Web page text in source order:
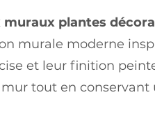
muraux plantes
murale moderne
et leur finition
mur tout en